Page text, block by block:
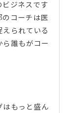
ジネスです
のコーチは医
られている
誰もがコー
はもっと盛ん